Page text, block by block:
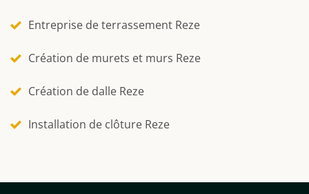
Entreprise de terrassement Reze
Création de murets et murs Reze
Création de dalle Reze
Installation de clôture Reze